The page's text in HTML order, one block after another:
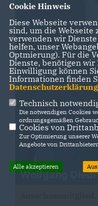
Wolfgang
Cookie Hinweis
Diese Webseite
sind, um die Webseite
verwenden wir
helfen, unser
Optmierung). Für die
Dienste, benötigen
Einwilligung können
Informationen finden
Datenschutzerklärung
Technisch
Die notwendigen Cookies
ordnungsgemäßen
Cookies von
Zur Optimierung unserer
Angebote von
Alle akzeptieren